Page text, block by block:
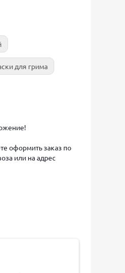
для грима
оформить заказ по
или на адрес